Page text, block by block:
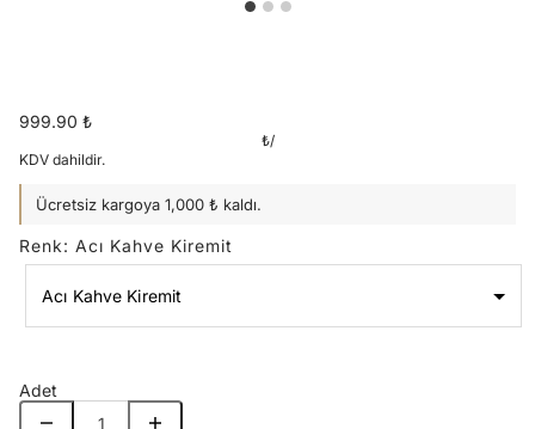
999.90 ₺
₺/
KDV dahildir.
Ücretsiz kargoya 1,000 ₺ kaldı.
Renk: Acı Kahve Kiremit
Acı Kahve Kiremit
Acı Kahve Kiremit
Adet